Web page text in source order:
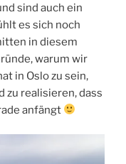
sind auch ein
es sich noch
in diesem
warum wir
in Oslo zu sein,
zu realisieren, dass
anfängt